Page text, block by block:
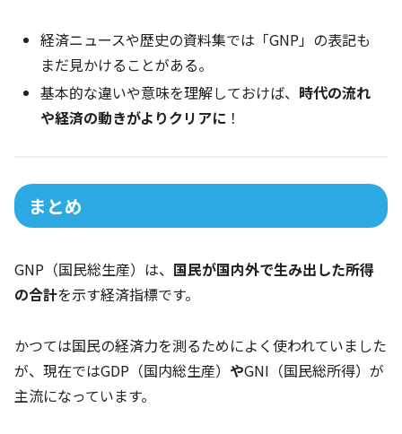
経済ニュースや歴史の資料集では「GNP」の表記も
まだ見かけることがある。
基本的な違いや意味を理解しておけば、 時代の流れ
や経済の動きがよりクリアに ！
まとめ
GNP（国民総生産）は、 国民が国内外で生み出した所得
の合計を示す経済指標です。
かつては国民の経済力を測るためによく使われていました
が、現在ではGDP（国内総生産） やGNI（国民総所得）が
主流になっています。